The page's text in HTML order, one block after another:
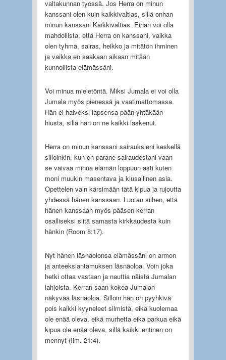
valtakunnan työssä. Jos Herra on minun
kanssani olen kuin kaikkivaltias, sillä onhan
minun kanssani Kaikkivaltias. Eihän voi olla
mahdollista, että Herra on kanssani, vaikka
olen tyhmä, sairas, heikko ja mitätön ihminen
ja vaikka en saakaan aikaan mitään
kunnollista elämässäni.
Voi minua mieletöntä. Miksi Jumala ei voi olla
Jumala myös pienessä ja vaatimattomassa.
Hän ei halveksi lapsensa pään yhtäkään
hiusta, sillä hän on ne kaikki laskenut.
Herra on minun kanssani sairauksieni keskellä
silloinkin, kun en parane sairaudestani vaan
se vaivaa minua elämän loppuun asti kuten
moni muukin masentava ja kiusallinen asia.
Opettelen vain kärsimään tätä kipua ja rujoutta
yhdessä hänen kanssaan. Luotan siihen, että
hänen kanssaan myös pääsen kerran
osalliseksi siitä samasta kirkkaudesta kuin
hänkin (Room 8:17).
Nyt hänen läsnäolonsa elämässäni on armon
ja anteeksiantamuksen läsnäoloa. Voin joka
hetki ottaa vastaan ja nauttia näistä Jumalan
lahjoista. Kerran saan kokea Jumalan
näkyvää läsnäoloa. Silloin hän on pyyhkivä
pois kaikki kyyneleet silmistä, eikä kuolemaa
ole enää oleva, eikä murhetta eikä parkua eikä
kipua ole enää oleva, sillä kaikki entinen on
mennyt (Ilm. 21:4).